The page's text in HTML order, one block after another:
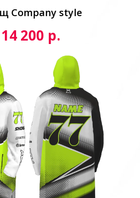
Сompany style
14 200 р.